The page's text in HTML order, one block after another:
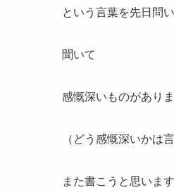
という言葉を先日問
聞いて
感慨深いものがありま
（どう感慨深いかは
また書こうと思います